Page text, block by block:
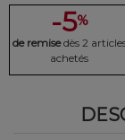
-5%
de remise dès 2
achetés